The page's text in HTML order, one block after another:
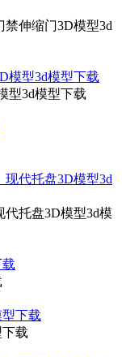
禁伸缩门3D模型3d
型3d模型下载
托盘3D模型3d模
载